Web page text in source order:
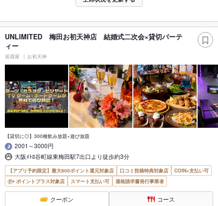
UNLIMITED 梅田お初天神店 結婚式二次会×貸切パーテ
ィー
居酒屋 お初天神
【貸切に◎】300種飲み放題×遊び放題
2001～3000円
大阪ﾒﾄﾛ谷町線東梅田駅7出口より徒歩約3分
【アプリ予約限定】最大800ポイント還元対象店 口コミ投稿特典対象店
COIN+支払い可
ポイントプラス対象店
スマート支払い可 適格請求書発行事業者
クーポン コース